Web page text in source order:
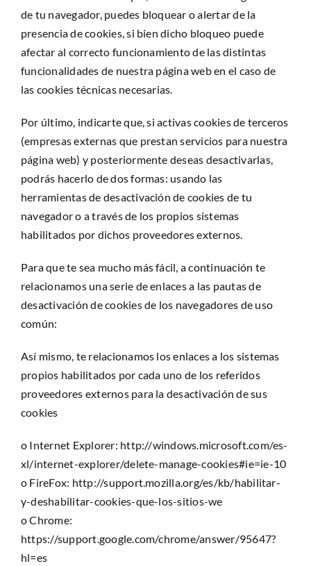
de tu navegador, puedes bloquear o alertar de la
presencia de cookies, si bien dicho bloqueo puede
afectar al correcto funcionamiento de las distintas
funcionalidades de nuestra página web en el caso de
las cookies técnicas necesarias.
Por último, indicarte que, si activas cookies de terceros
(empresas externas que prestan servicios para nuestra
página web) y posteriormente deseas desactivarlas,
podrás hacerlo de dos formas: usando las
herramientas de desactivación de cookies de tu
navegador o a través de los propios sistemas
habilitados por dichos proveedores externos.
Para que te sea mucho más fácil, a continuación te
relacionamos una serie de enlaces a las pautas de
desactivación de cookies de los navegadores de uso
común:
Así mismo, te relacionamos los enlaces a los sistemas
propios habilitados por cada uno de los referidos
proveedores externos para la desactivación de sus
cookies
o Internet Explorer: http://windows.microsoft.com/es-
xl/internet-explorer/delete-manage-cookies#ie=ie-10
o FireFox: http://support.mozilla.org/es/kb/habilitar-
y-deshabilitar-cookies-que-los-sitios-we
o Chrome:
https://support.google.com/chrome/answer/95647?
hl=es